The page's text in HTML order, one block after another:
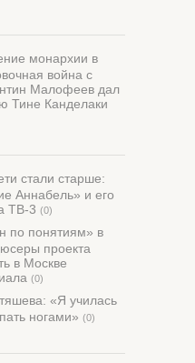
монархии в
война с
Малофеев дал
Тине Канделаки
стали старше:
Аннабель» и его
ТВ-3 (0)
по понятиям» в
проекта
в Москве
(0)
«Я училась
ногами» (0)